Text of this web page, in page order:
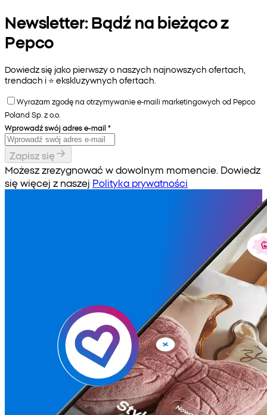
Newsletter: Bądź na bieżąco z
Pepco
Dowiedz się jako pierwszy o naszych najnowszych ofertach,
trendach i ⭐️ ekskluzywnych ofertach.
Wyrażam zgodę na otrzymywanie e-maili marketingowych od Pepco
Poland Sp. z o.o.
Wprowadź swój adres e-mail *
Zapisz się
Możesz zrezygnować w dowolnym momencie. Dowiedz
się więcej z naszej Polityka prywatności